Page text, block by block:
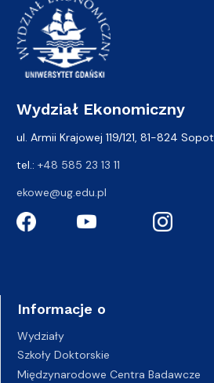
Wydział Ekonomiczny
ul. Armii Krajowej 119/121, 81-824 Sopot
tel.: +48 585 23 13 11
ekowe@ug.edu.pl
Informacje o
Wydziały
Szkoły Doktorskie
Międzynarodowe Centra Badawcze